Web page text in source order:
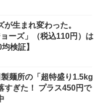
生まれ変わった。
ーズ」（税込110円）は
検証】
製麺所の「超特盛り1.5kg
すぎた！ プラス450円で